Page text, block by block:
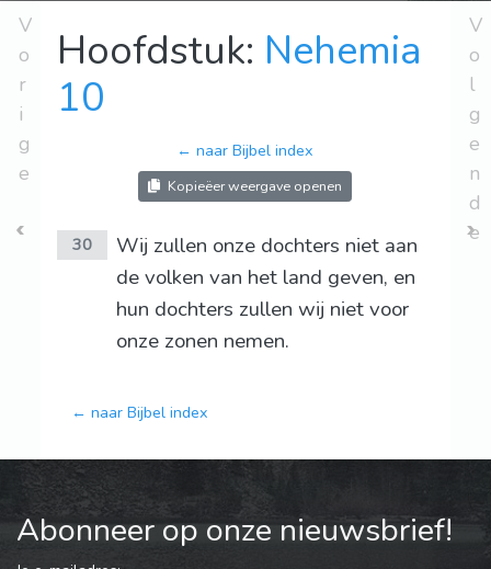
V
o
r
i
g
e
Hoofdstuk: Nehemia
10
← naar Bijbel index
Kopieëer weergave openen
30
Wij zullen onze dochters niet aan
de volken van het land geven, en
hun dochters zullen wij niet voor
onze zonen nemen.
← naar Bijbel index
V
o
l
g
e
n
d
e
Abonneer op onze nieuwsbrief!